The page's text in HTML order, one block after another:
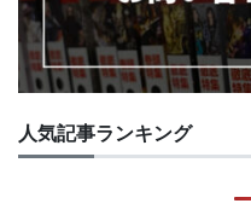
人気記事ランキング